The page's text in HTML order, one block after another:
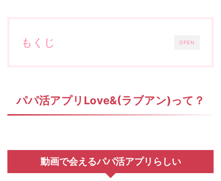
OPEN
もくじ
パパ活アプリ Love&(ラブアン)って？
動画で会えるパパ活アプリらしい